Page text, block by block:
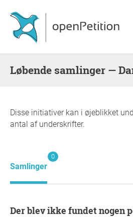
Løbende samlinger —
Disse initiativer kan i øjeblikket
antal af underskrifter.
Samlinger
0
Der blev ikke fundet nogen petition om denne